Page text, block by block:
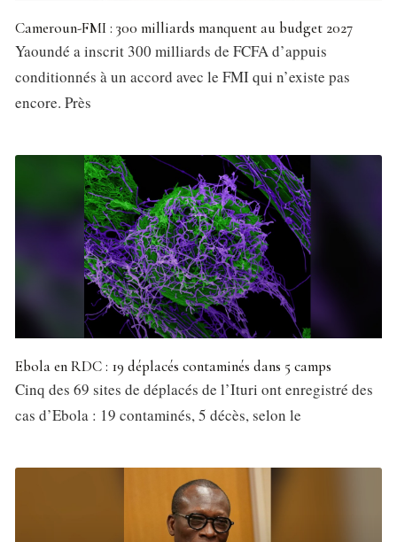
Cameroun-FMI : 300 milliards manquent au budget 2027
Yaoundé a inscrit 300 milliards de FCFA d’appuis
conditionnés à un accord avec le FMI qui n’existe pas
encore. Près
Ebola en RDC : 19 déplacés contaminés dans 5 camps
Cinq des 69 sites de déplacés de l’Ituri ont enregistré des
cas d’Ebola : 19 contaminés, 5 décès, selon le